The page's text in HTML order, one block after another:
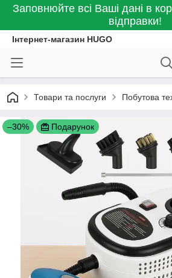
Заповнюйте всі Ваші дані в
відправки!
Інтернет-магазин HUGO
Товари та послуги Побутова
–30% Подарунок